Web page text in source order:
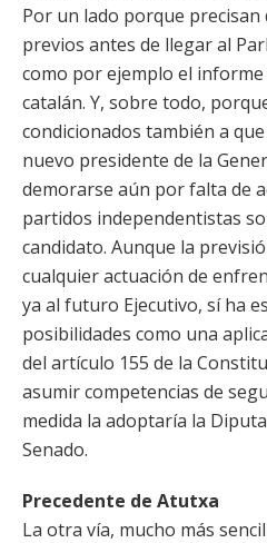
Por un lado porque
previos antes de llegar al
como por ejemplo el
catalán. Y, sobre todo,
condicionados también a
nuevo presidente de la
demorarse aún por falta de
partidos independentistas
candidato. Aunque la
cualquier actuación de
ya al futuro Ejecutivo, sí ha
posibilidades como una
del artículo 155 de la
asumir competencias de
medida la adoptaría la
Senado.
Precedente de Atutxa
La otra vía, mucho más